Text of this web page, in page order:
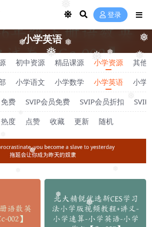
❅
❅
❅
❅
❅
❅
❅
❅
❅
❅
❅ 登录
小学英语
初中资源 精品课源 小学资源
其他
小学语文 小学数学 小学英语
小学
免费 SVIP会员免费 SVIP会员折扣
SVIP
热度 点赞 收藏 更新 随机